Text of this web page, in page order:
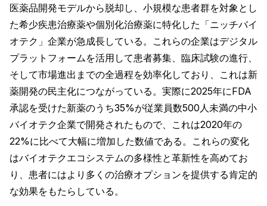
医薬品開発モデルから脱却し、小規模な患者群を対象とし
た希少疾患治療薬や個別化治療薬に特化した「ニッチバイ
オテク」企業が急成長している。これらの企業はデジタル
プラットフォームを活用して患者募集、臨床試験の進行、
そして市場進出までの全過程を効率化しており、これは新
薬開発の民主化につながっている。実際に2025年にFDA
承認を受けた新薬のうち35%が従業員数500人未満の中小
バイオテク企業で開発されたもので、これは2020年の
22%に比べて大幅に増加した数値である。これらの変化
はバイオテクエコシステムの多様性と革新性を高めてお
り、患者にはより多くの治療オプションを提供する肯定的
な効果をもたらしている。